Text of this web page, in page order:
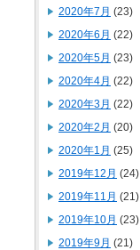
2020年7月 (23)
2020年6月 (22)
2020年5月 (23)
2020年4月 (22)
2020年3月 (22)
2020年2月 (20)
2020年1月 (25)
2019年12月 (24)
2019年11月 (21)
2019年10月 (23)
2019年9月 (21)